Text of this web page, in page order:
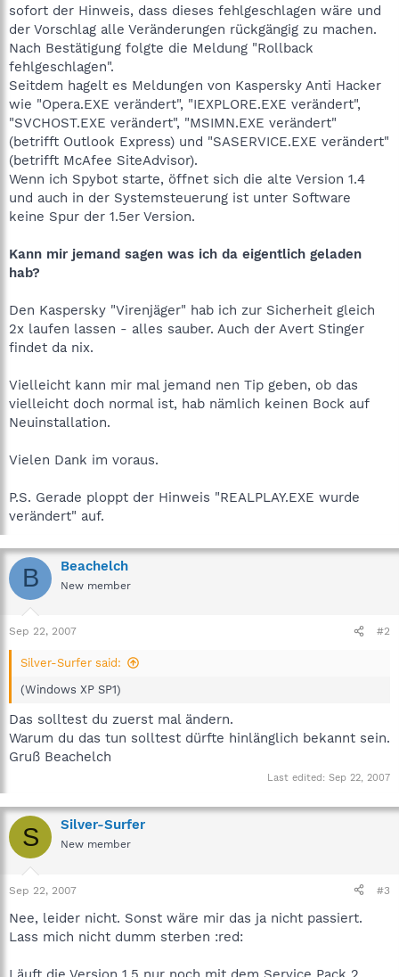
sofort der Hinweis, dass dieses fehlgeschlagen wäre und
der Vorschlag alle Veränderungen rückgängig zu machen.
Nach Bestätigung folgte die Meldung "Rollback
fehlgeschlagen".
Seitdem hagelt es Meldungen von Kaspersky Anti Hacker
wie "Opera.EXE verändert", "IEXPLORE.EXE verändert",
"SVCHOST.EXE verändert", "MSIMN.EXE verändert"
(betrifft Outlook Express) und "SASERVICE.EXE verändert"
(betrifft McAfee SiteAdvisor).
Wenn ich Spybot starte, öffnet sich die alte Version 1.4
und auch in der Systemsteuerung ist unter Software
keine Spur der 1.5er Version.
Kann mir jemand sagen was ich da eigentlich geladen
hab?
Den Kaspersky "Virenjäger" hab ich zur Sicherheit gleich
2x laufen lassen - alles sauber. Auch der Avert Stinger
findet da nix.
Vielleicht kann mir mal jemand nen Tip geben, ob das
vielleicht doch normal ist, hab nämlich keinen Bock auf
Neuinstallation.
Vielen Dank im voraus.
P.S. Gerade ploppt der Hinweis "REALPLAY.EXE wurde
verändert" auf.
B Beachelch
New member
Sep 22, 2007 #2
Silver-Surfer said:
(Windows XP SP1)
Das solltest du zuerst mal ändern.
Warum du das tun solltest dürfte hinlänglich bekannt sein.
Gruß Beachelch
Last edited: Sep 22, 2007
S Silver-Surfer
New member
Sep 22, 2007 #3
Nee, leider nicht. Sonst wäre mir das ja nicht passiert.
Lass mich nicht dumm sterben :red: